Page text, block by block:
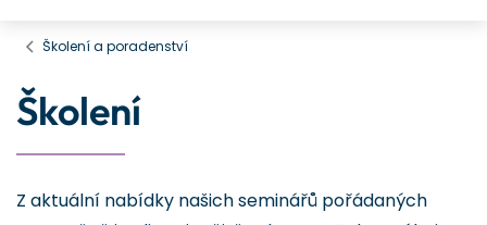
Školení a poradenství
Školení
Z aktuální nabídky našich seminářů pořádaných